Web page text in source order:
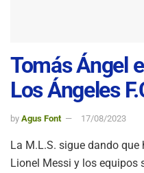
Tomás Ángel
Los Ángeles
by Agus Font 17/08/2023
La M.L.S. sigue dando
Lionel Messi y los equipos